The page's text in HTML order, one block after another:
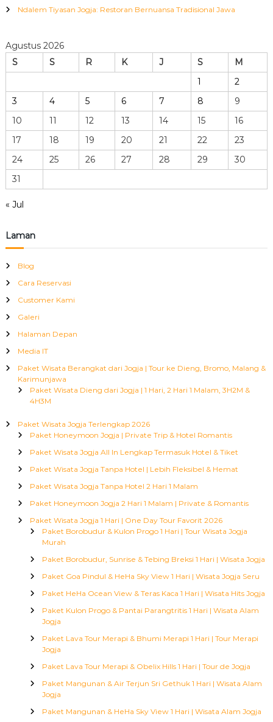
Ndalem Tiyasan Jogja: Restoran Bernuansa Tradisional Jawa
Agustus 2026
S
S R K J S
M
1
2
3
4 5 6 7 8
9
10
11 12 13 14 15
16
17
18 19 20 21 22
23
24
25 26 27 28 29
30
31
« Jul
Laman
Blog
Cara Reservasi
Customer Kami
Galeri
Halaman Depan
Media IT
Paket Wisata Berangkat dari Jogja | Tour ke Dieng, Bromo, Malang &
Karimunjawa
Paket Wisata Dieng dari Jogja | 1 Hari, 2 Hari 1 Malam, 3H2M &
4H3M
Paket Wisata Jogja Terlengkap 2026
Paket Honeymoon Jogja | Private Trip & Hotel Romantis
Paket Wisata Jogja All In Lengkap Termasuk Hotel & Tiket
Paket Wisata Jogja Tanpa Hotel | Lebih Fleksibel & Hemat
Paket Wisata Jogja Tanpa Hotel 2 Hari 1 Malam
Paket Honeymoon Jogja 2 Hari 1 Malam | Private & Romantis
Paket Wisata Jogja 1 Hari | One Day Tour Favorit 2026
Paket Borobudur & Kulon Progo 1 Hari | Tour Wisata Jogja
Murah
Paket Borobudur, Sunrise & Tebing Breksi 1 Hari | Wisata Jogja
Paket Goa Pindul & HeHa Sky View 1 Hari | Wisata Jogja Seru
Paket HeHa Ocean View & Teras Kaca 1 Hari | Wisata Hits Jogja
Paket Kulon Progo & Pantai Parangtritis 1 Hari | Wisata Alam
Jogja
Paket Lava Tour Merapi & Bhumi Merapi 1 Hari | Tour Merapi
Jogja
Paket Lava Tour Merapi & Obelix Hills 1 Hari | Tour de Jogja
Paket Mangunan & Air Terjun Sri Gethuk 1 Hari | Wisata Alam
Jogja
Paket Mangunan & HeHa Sky View 1 Hari | Wisata Alam Jogja